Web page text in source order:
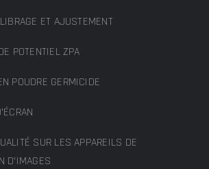
ET AJUSTEMENT
POTENTIEL ZPA
POUDRE GERMICIDE
SUR LES APPAREILS DE
D’IMAGES